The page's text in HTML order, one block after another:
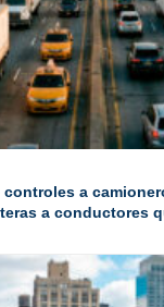
controles a
a conductores